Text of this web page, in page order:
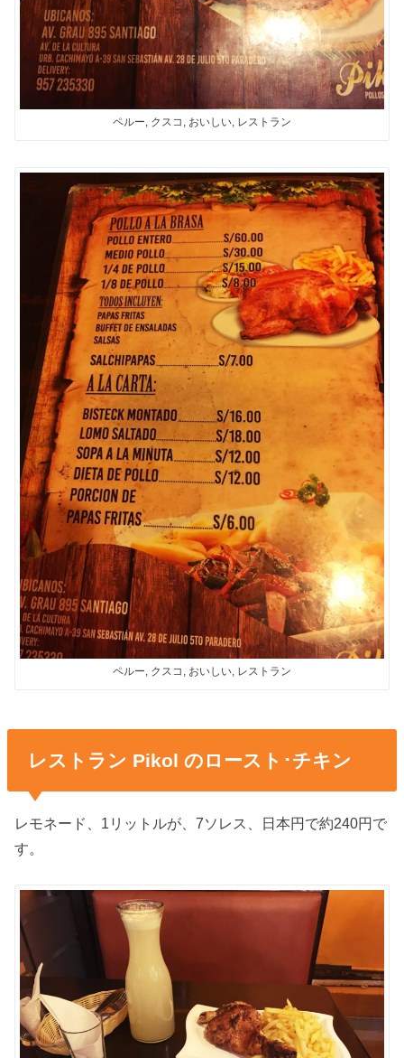
ペルー, クスコ, おいしい, レストラン
ペルー, クスコ, おいしい, レストラン
レストラン Pikol のロースト･チキン
レモネード、1リットルが、7ソレス、日本円で約240円で
す。